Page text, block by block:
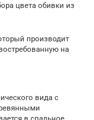
цвета обивки из
производит
на
вида с